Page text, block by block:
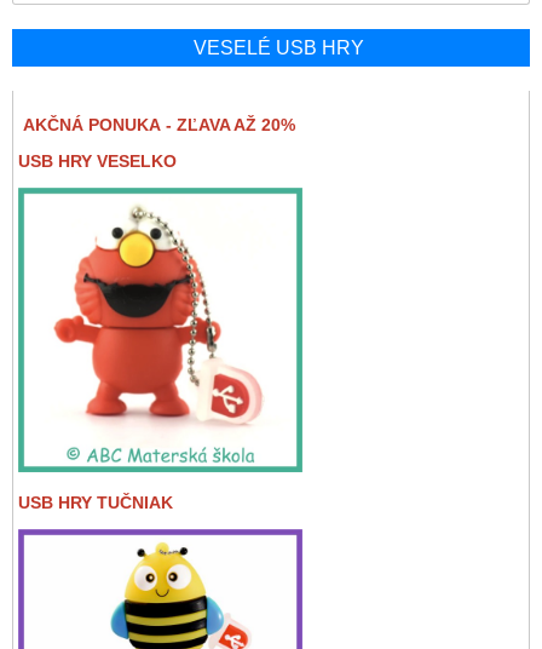
VESELÉ USB HRY
AKČNÁ PONUKA - ZĽAVA AŽ 20%
USB HRY VESELKO
USB HRY TUČNIAK